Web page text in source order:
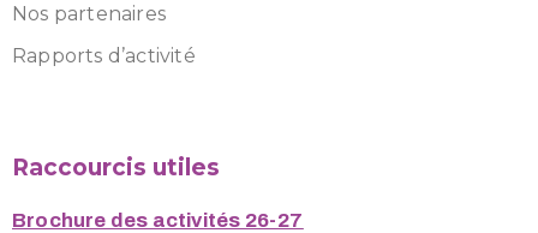
Nos partenaires
Rapports d’activité
Raccourcis utiles
Brochure des activités 26-27